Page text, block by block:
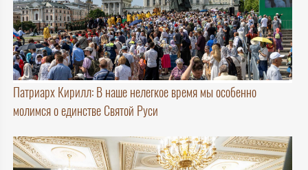
Патриарх Кирилл: В наше нелегкое время мы особенно
молимся о единстве Святой Руси